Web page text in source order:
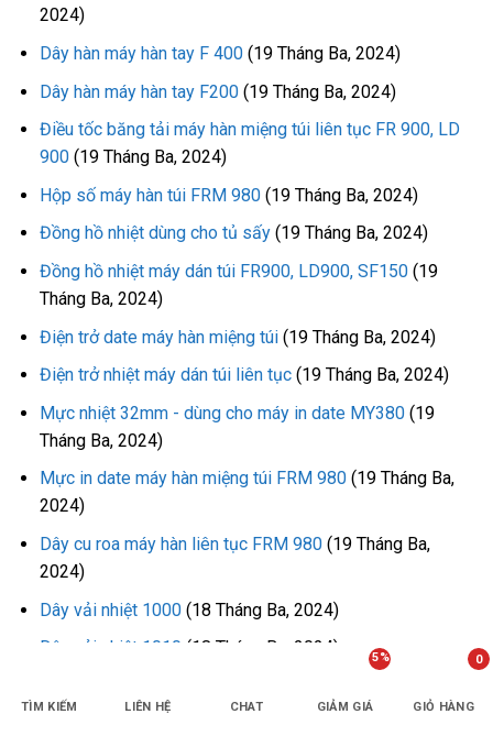
2024)
Dây hàn máy hàn tay F 400 (19 Tháng Ba, 2024)
Dây hàn máy hàn tay F200 (19 Tháng Ba, 2024)
Điều tốc băng tải máy hàn miệng túi liên tục FR 900, LD
900 (19 Tháng Ba, 2024)
Hộp số máy hàn túi FRM 980 (19 Tháng Ba, 2024)
Đồng hồ nhiệt dùng cho tủ sấy (19 Tháng Ba, 2024)
Đồng hồ nhiệt máy dán túi FR900, LD900, SF150 (19
Tháng Ba, 2024)
Điện trở date máy hàn miệng túi (19 Tháng Ba, 2024)
Điện trở nhiệt máy dán túi liên tục (19 Tháng Ba, 2024)
Mực nhiệt 32mm - dùng cho máy in date MY380 (19
Tháng Ba, 2024)
Mực in date máy hàn miệng túi FRM 980 (19 Tháng Ba,
2024)
Dây cu roa máy hàn liên tục FRM 980 (19 Tháng Ba,
2024)
Dây vải nhiệt 1000 (18 Tháng Ba, 2024)
Dây vải nhiệt 1010 (18 Tháng Ba, 2024)
TÌM KIẾM LIÊN HỆ CHAT
5%
GIẢM GIÁ
0
GIỎ HÀNG